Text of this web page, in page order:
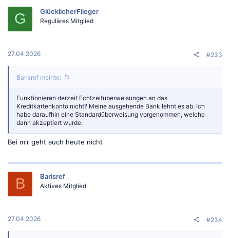
:
G GlücklicherFlieger
Reguläres Mitglied
27.04.2026 #233
Barisref meinte:
Funktionieren derzeit Echtzeitüberweisungen an das
Kreditkartenkonto nicht? Meine ausgehende Bank lehnt es ab. Ich
habe daraufhin eine Standardüberweisung vorgenommen, welche
dann akzeptiert wurde.
Bei mir geht auch heute nicht
B Barisref
Aktives Mitglied
27.04.2026 #234